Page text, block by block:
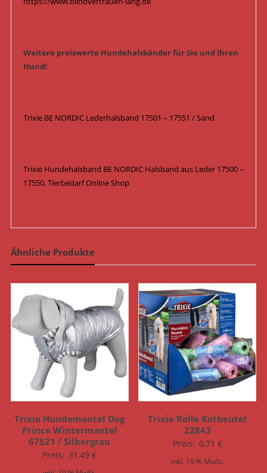
Weitere preiswerte Hundehalsbänder für Sie und Ihren
Hund!
Trixie BE NORDIC Lederhalsband 17501 – 17551 / Sand
Trixie Hundehalsband BE NORDIC Halsband aus Leder 17500 –
17550, Tierbedarf Online Shop
Ähnliche Produkte
Trixie Hundemantel Dog
Prince Wintermantel
67521 / Silbergrau
Preis: 31,49€
Trixie Rolle Kotbeutel
22843
Preis: 0,71 €
inkl. 19 % MwSt.